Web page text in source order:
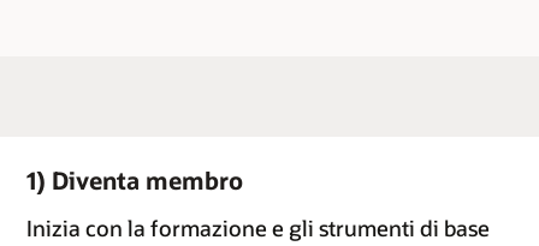
1) Diventa membro
Inizia con la formazione e gli strumenti di base